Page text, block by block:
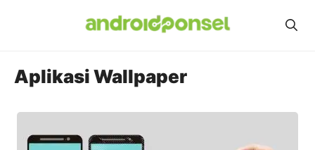
Aplikasi Wallpaper